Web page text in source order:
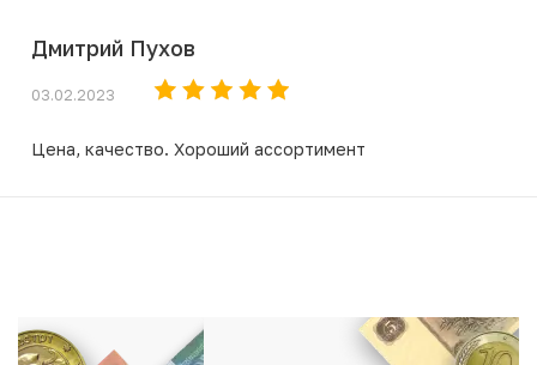
Дмитрий Пухов
03.02.2023
Цена, качество. Хороший ассортимент